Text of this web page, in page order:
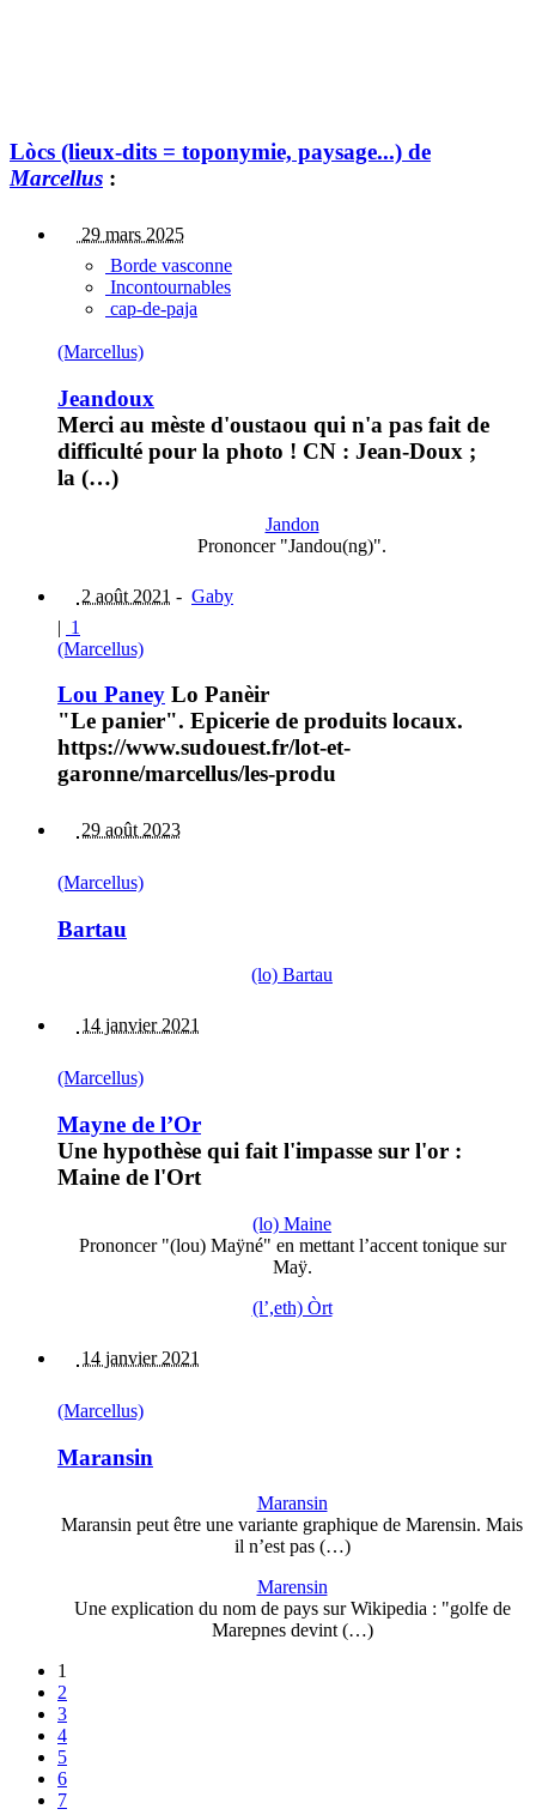
Lòcs (lieux-dits = toponymie, paysage...) de
Marcellus :
29 mars 2025
Borde vasconne
Incontournables
cap-de-paja
(Marcellus)
Jeandoux
Merci au mèste d'oustaou qui n'a pas fait de
difficulté pour la photo ! CN : Jean-Doux ;
la (…)
Jandon
Prononcer "Jandou(ng)".
2 août 2021 - Gaby
| 1
(Marcellus)
Lou Paney Lo Panèir
"Le panier". Epicerie de produits locaux.
https://www.sudouest.fr/lot-et-
garonne/marcellus/les-produ
29 août 2023
(Marcellus)
Bartau
(lo) Bartau
14 janvier 2021
(Marcellus)
Mayne de l’Or
Une hypothèse qui fait l'impasse sur l'or :
Maine de l'Ort
(lo) Maine
Prononcer "(lou) Maÿné" en mettant l’accent tonique sur
Maÿ.
(l’,eth) Òrt
14 janvier 2021
(Marcellus)
Maransin
Maransin
Maransin peut être une variante graphique de Marensin. Mais
il n’est pas (…)
Marensin
Une explication du nom de pays sur Wikipedia : "golfe de
Marepnes devint (…)
1
2
3
4
5
6
7